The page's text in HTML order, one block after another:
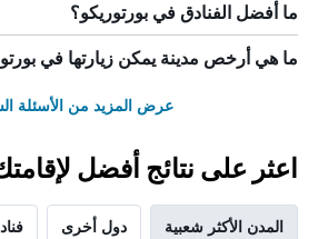
ما أفضل الفنادق في بورتوريكو؟
ما هي أرخص مدينة يمكن زيارتها في
عرض المزيد من الأسئلة
اعثر على نتائج أفضل
المدن الأكثر شعبية دول أخرى